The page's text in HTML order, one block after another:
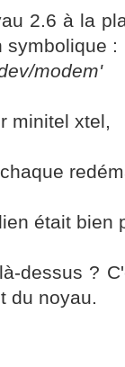
2.6 à la
symbolique :
modem'
minitel xtel,
était bien
dessus ?
du noyau.